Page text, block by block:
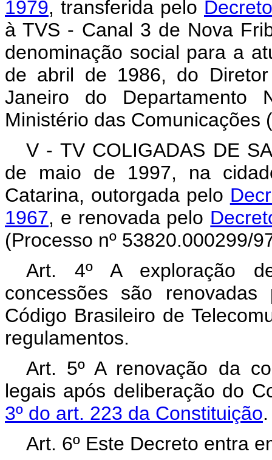
1979, transferida pelo
à TVS - Canal 3 de Nova
denominação social para a
de abril de 1986, do
Janeiro do Departamento
Ministério das Comunicações
V - TV COLIGADAS DE
de maio de 1997, na
Catarina, outorgada pelo
1967, e renovada pelo
(Processo nº 53820.000299/
Art. 4º A exploração
concessões são
Código Brasileiro de
regulamentos.
Art. 5º A renovação da
legais após deliberação do
3º do art. 223 da Constituição.
Art. 6º Este Decreto entra